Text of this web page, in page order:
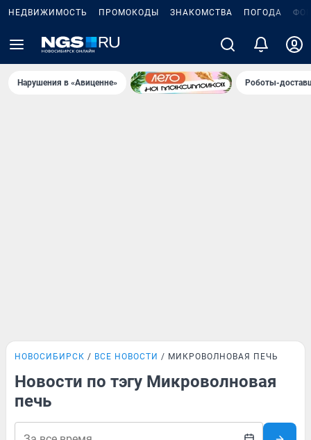
НЕДВИЖИМОСТЬ ПРОМОКОДЫ ЗНАКОМСТВА ПОГОДА
Нарушения в «Авиценне» Роботы-
НОВОСИБИРСК ВСЕ НОВОСТИ МИКРОВОЛНОВАЯ ПЕЧЬ
Новости по тэгу Микроволновая
печь